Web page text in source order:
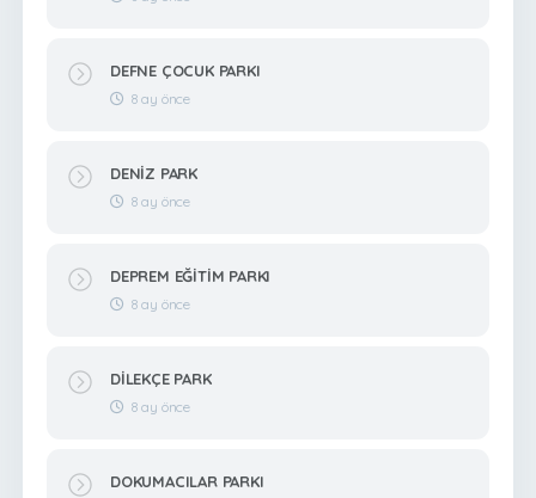
DEFNE ÇOCUK PARKI
8 ay önce
DENİZ PARK
8 ay önce
DEPREM EĞİTİM PARKI
8 ay önce
DİLEKÇE PARK
8 ay önce
DOKUMACILAR PARKI